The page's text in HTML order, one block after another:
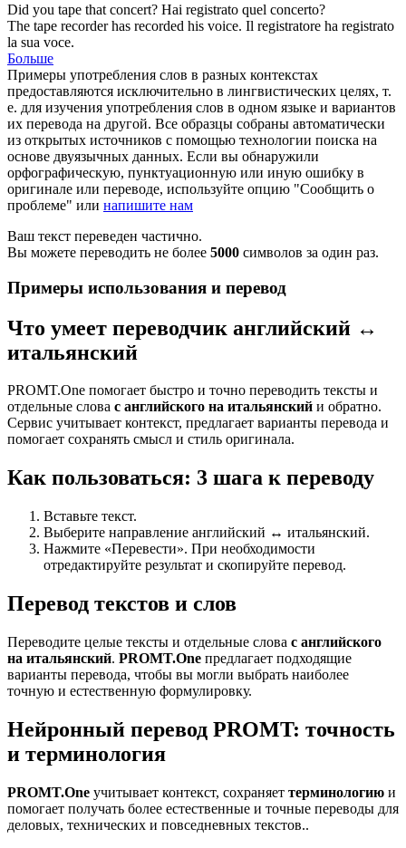
Did you tape that concert? Hai registrato quel concerto?
The tape recorder has recorded his voice. Il registratore ha registrato
la sua voce.
Больше
Примеры употребления слов в разных контекстах
предоставляются исключительно в лингвистических целях, т.
е. для изучения употребления слов в одном языке и вариантов
их перевода на другой. Все образцы собраны автоматически
из открытых источников с помощью технологии поиска на
основе двуязычных данных. Если вы обнаружили
орфографическую, пунктуационную или иную ошибку в
оригинале или переводе, используйте опцию "Сообщить о
проблеме" или напишите нам
Ваш текст переведен частично.
Вы можете переводить не более 5000 символов за один раз.
Примеры использования и перевод
Что умеет переводчик английский ↔
итальянский
PROMT.One помогает быстро и точно переводить тексты и
отдельные слова с английского на итальянский и обратно.
Сервис учитывает контекст, предлагает варианты перевода и
помогает сохранять смысл и стиль оригинала.
Как пользоваться: 3 шага к переводу
Вставьте текст.
Выберите направление английский ↔ итальянский.
Нажмите «Перевести». При необходимости
отредактируйте результат и скопируйте перевод.
Перевод текстов и слов
Переводите целые тексты и отдельные слова с английского
на итальянский. PROMT.One предлагает подходящие
варианты перевода, чтобы вы могли выбрать наиболее
точную и естественную формулировку.
Нейронный перевод PROMT: точность
и терминология
PROMT.One учитывает контекст, сохраняет терминологию и
помогает получать более естественные и точные переводы для
деловых, технических и повседневных текстов..